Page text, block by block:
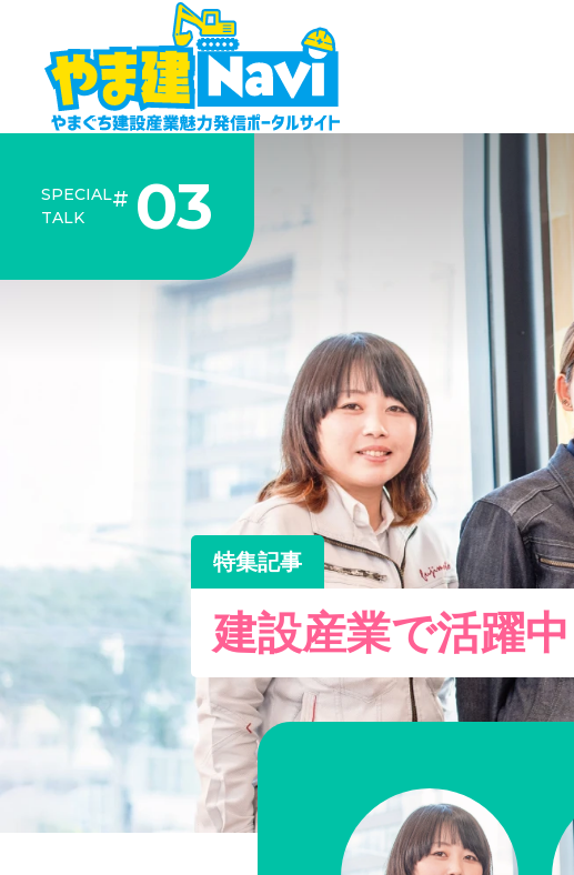
SPECIAL
TALK
03
特集記事
建設産業で活躍